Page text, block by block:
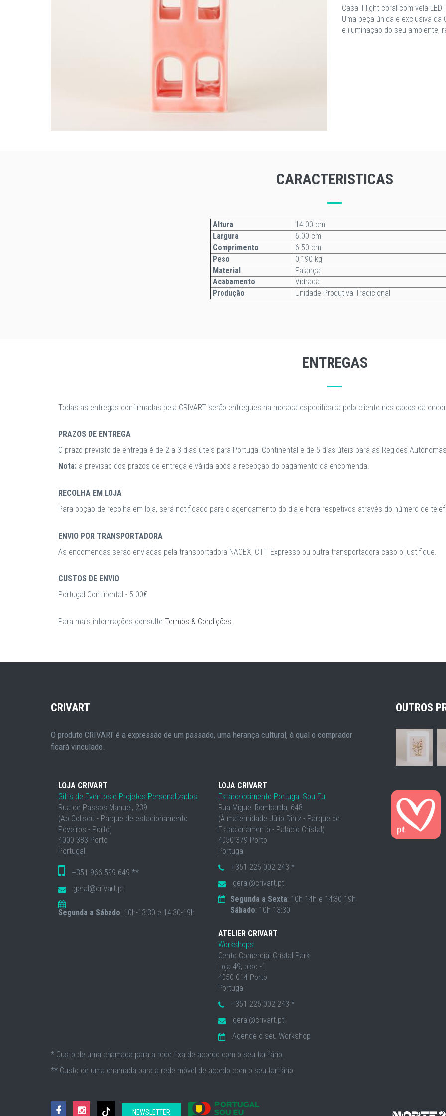
Casa T-light coral com vela LED
Uma peça única e exclusiva da
e iluminação do seu ambiente,
CARACTERISTICAS
Altura
14.00 cm
Largura
6.00 cm
Comprimento
6.50 cm
Peso
0,190 kg
Material
Faiança
Acabamento
Vidrada
Produção
Unidade Produtiva Tradicional
ENTREGAS
Todas as entregas confirmadas pela CRIVART serão entregues na morada especificada pelo cliente nos dados da
PRAZOS DE ENTREGA
O prazo previsto de entrega é de 2 a 3 dias úteis para Portugal Continental e de 5 dias úteis para as Regiões
Nota: a previsão dos prazos de entrega é válida após a recepção do pagamento da encomenda.
RECOLHA EM LOJA
Para opção de recolha em loja, será notificado para o agendamento do dia e hora respetivos através do número de
ENVIO POR TRANSPORTADORA
As encomendas serão enviadas pela transportadora NACEX, CTT Expresso ou outra transportadora caso o justifique.
CUSTOS DE ENVIO
Portugal Continental - 5.00€
Para mais informações consulte Termos & Condições.
CRIVART
O produto CRIVART é a expressão de um passado, uma herança cultural, à qual o comprador
ficará vinculado.
LOJA CRIVART
Gifts de Eventos e Projetos Personalizados
Rua de Passos Manuel, 239
(Ao Coliseu - Parque de estacionamento
Poveiros - Porto)
4000-383 Porto
Portugal
+351 966 599 649 **
geral@crivart.pt
Segunda a Sábado: 10h-13:30 e 14:30-19h
LOJA CRIVART
Estabelecimento Portugal Sou Eu
Rua Miguel Bombarda, 648
(À maternidade Júlio Diniz - Parque de
Estacionamento - Palácio Cristal)
4050-379 Porto
Portugal
+351 226 002 243 *
geral@crivart.pt
Segunda a Sexta: 10h-14h e 14:30-19h
Sábado: 10h-13:30
ATELIER CRIVART
Workshops
Cento Comercial Cristal Park
Loja 49, piso -1
4050-014 Porto
Portugal
+351 226 002 243 *
geral@crivart.pt
Agende o seu Workshop
OUTROS
* Custo de uma chamada para a rede fixa de acordo com o seu tarifário.
** Custo de uma chamada para a rede móvel de acordo com o seu tarifário.
NEWSLETTER